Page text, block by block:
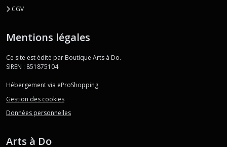
CGV
Mentions légales
Ce site est édité par Boutique Arts à Do.
SIREN : 851875104
Hébergement via eProShopping
Gestion des cookies
Données personnelles
Arts à Do